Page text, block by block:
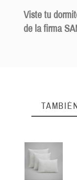
Viste tu
de la firma